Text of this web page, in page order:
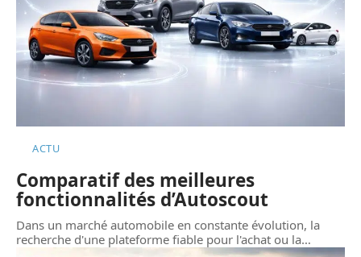
ACTU
Comparatif des meilleures
fonctionnalités d’Autoscout
Dans un marché automobile en constante évolution, la
recherche d'une plateforme fiable pour l'achat ou la…